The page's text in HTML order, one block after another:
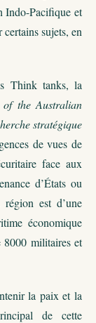
Indo-Pacifique et
sujets, en
Think tanks, la
of the Australian
stratégique
de vues de
face aux
d’États ou
est d’une
économique
8000 militaires et
la paix et la
de cette